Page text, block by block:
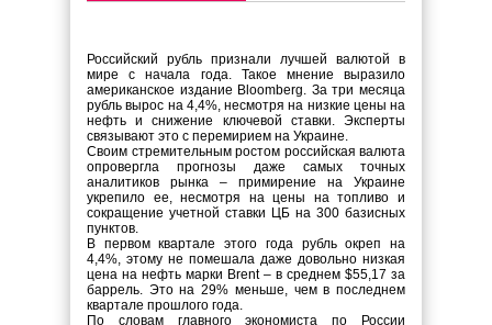
Российский рубль признали лучшей валютой в
мире с начала года. Такое мнение выразило
американское издание Bloomberg. За три месяца
рубль вырос на 4,4%, несмотря на низкие цены на
нефть и снижение ключевой ставки. Эксперты
связывают это с перемирием на Украине.
Своим стремительным ростом российская валюта
опровергла прогнозы даже самых точных
аналитиков рынка – примирение на Украине
укрепило ее, несмотря на цены на топливо и
сокращение учетной ставки ЦБ на 300 базисных
пунктов.
В первом квартале этого года рубль окреп на
4,4%, этому не помешала даже довольно низкая
цена на нефть марки Brent – в среднем $55,17 за
баррель. Это на 29% меньше, чем в последнем
квартале прошлого года.
По словам главного экономиста по России